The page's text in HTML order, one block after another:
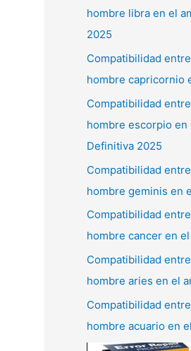
hombre libra en el
2025
Compatibilidad
hombre capricornio
Compatibilidad
hombre escorpio en
Definitiva 2025
Compatibilidad
hombre geminis en
Compatibilidad
hombre cancer en
Compatibilidad
hombre aries en el
Compatibilidad
hombre acuario en